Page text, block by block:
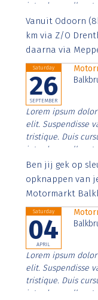
interdum nulla, ut
Aenean faucibus
imperdiet. Nunc ut
Vanuit Odoorn
km via Z/O
daarna via
Saturday
26
SEPTEMBER
Lorem ipsum
elit. Suspendisse
tristique. Duis
interdum nulla, ut
Aenean faucibus
imperdiet. Nunc
Ben jij gek op
opknappen van
Motormarkt
Saturday
04
APRIL
Lorem ipsum
elit. Suspendisse
tristique. Duis
interdum nulla, ut